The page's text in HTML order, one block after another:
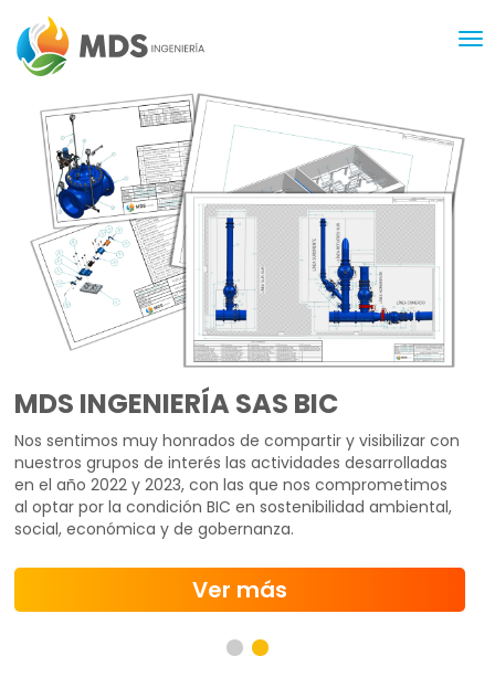
MDS INGENIERÍA SAS BIC
Nos sentimos muy honrados de compartir y visibilizar con
nuestros grupos de interés las actividades desarrolladas
en el año 2022 y 2023, con las que nos comprometimos
al optar por la condición BIC en sostenibilidad ambiental,
social, económica y de gobernanza.
Ver más